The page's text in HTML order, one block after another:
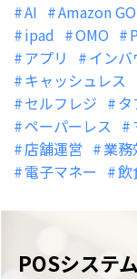
AI Amazon GO
ipad
OMO
アプリ
イン
キャッシュレス
セルフレジ
タ
ペーパーレス
店舗運営
業務
電子マネー
飲
POSシステ